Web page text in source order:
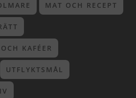
MAT OCH RECEPT
KAFÉER
UTFLYKTSMÅL